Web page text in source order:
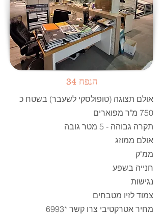
הנפח 34
אולם תצוגה (טופולסקי לשעבר) בשטח כ
750 מ"ר מפוארים
תקרה גבוהה - 5 מטר גובה
אולם ממוזג
ממ"ק
חנייה בשפע
נגישות
צמוד לזיו מטבחים
מחיר אטרקטיבי צרו קשר *6993